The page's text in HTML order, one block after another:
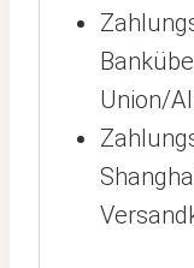
Union/